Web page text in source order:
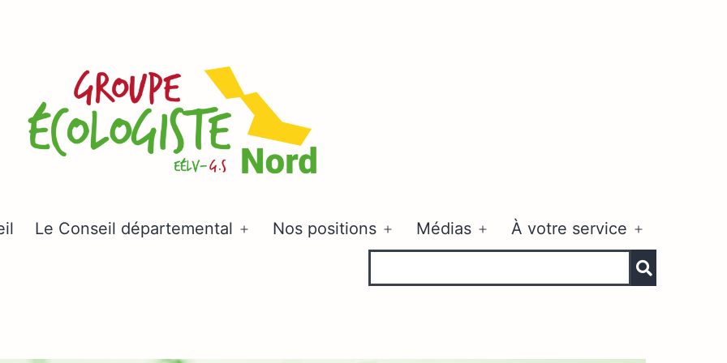
Le Conseil départemental
Ouvrir
Nos positions
Ouvrir
menu
Médias
Ouvrir
menu
À votre service
le
menu